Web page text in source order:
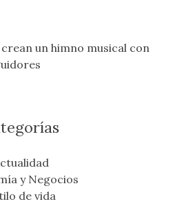
un himno musical con
y Negocios
de vida